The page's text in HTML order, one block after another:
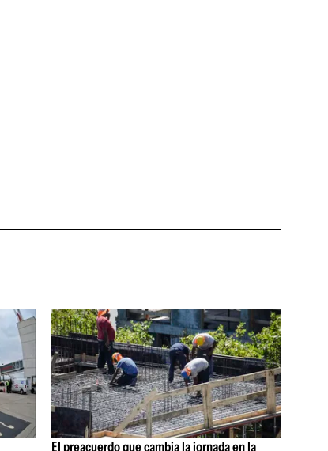
El preacuerdo que cambia la jornada en la